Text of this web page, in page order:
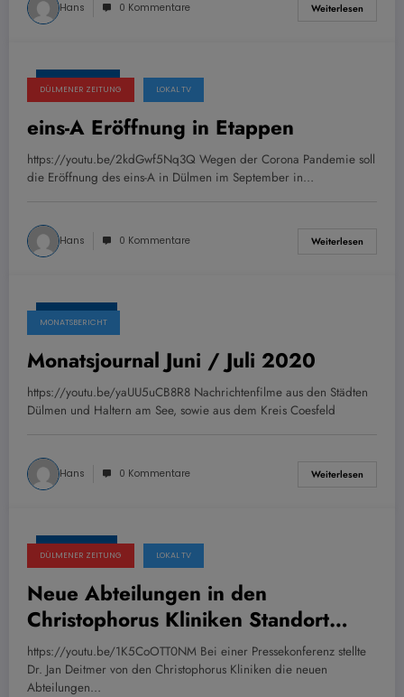
Hans 0 Kommentare Weiterlesen
24. Juli 2020
DÜLMENER ZEITUNG LOKAL TV
eins-A Eröffnung in Etappen
https://youtu.be/2kdGwf5Nq3Q Wegen der Corona Pandemie soll
die Eröffnung des eins-A in Dülmen im September in…
Hans 0 Kommentare Weiterlesen
15. Juli 2020
MONATSBERICHT
Monatsjournal Juni / Juli 2020
https://youtu.be/yaUU5uCB8R8 Nachrichtenfilme aus den Städten
Dülmen und Haltern am See, sowie aus dem Kreis Coesfeld
Hans 0 Kommentare Weiterlesen
15. Juli 2020
DÜLMENER ZEITUNG LOKAL TV
Neue Abteilungen in den
Christophorus Kliniken Standort
Dülmen
https://youtu.be/1K5CoOTT0NM Bei einer Pressekonferenz stellte
Dr. Jan Deitmer von den Christophorus Kliniken die neuen
Abteilungen…